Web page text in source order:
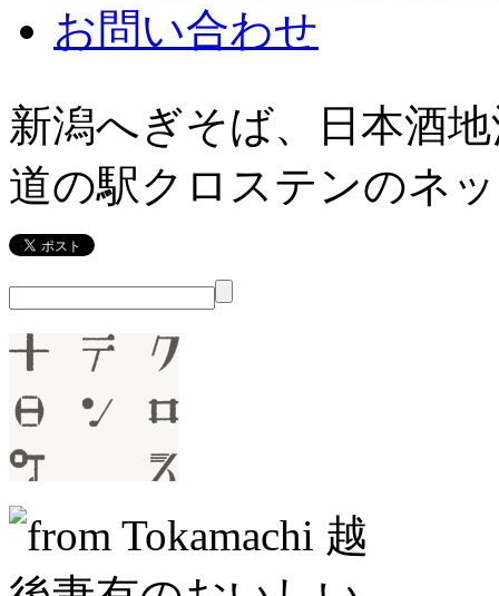
お問い合わせ
新潟へぎそば、日本酒
道の駅クロステンのネ